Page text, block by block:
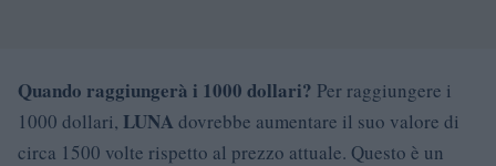
Quando raggiungerà i 1000 dollari? Per raggiungere i
1000 dollari, LUNA dovrebbe aumentare il suo valore di
circa 1500 volte rispetto al prezzo attuale. Questo è un